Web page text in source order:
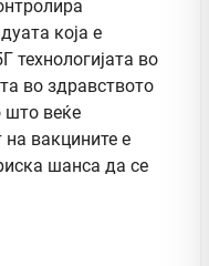
која е
технологијата во
во здравството
што веќе
на вакцините е
шанса да се